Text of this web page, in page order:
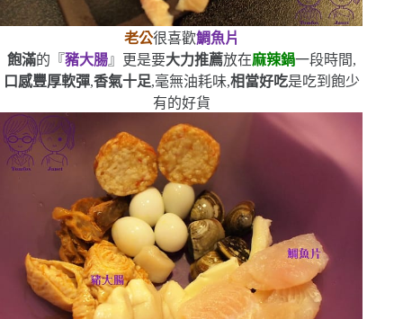
老公很喜歡鯛魚片
飽滿的『豬大腸』更是要大力推薦放在麻辣鍋一段時間,
口感豐厚軟彈,香氣十足,毫無油耗味,相當好吃是吃到飽少
有的好貨